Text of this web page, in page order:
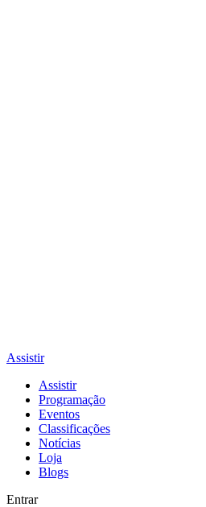
Assistir
Assistir
Programação
Eventos
Classificações
Notícias
Loja
Blogs
Entrar